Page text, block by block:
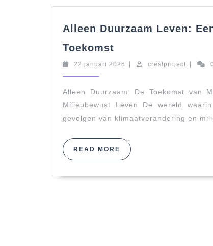
Alleen Duurzaam Leven:
Toekomst
Leven:
Noodzakelijke
Stap
naar
Groenere
Toekomst
22 januari 2026 22
crestproject
Alleen Duurzaam: De Toekomst van
Milieubewust Leven De wereld
gevolgen van klimaatverandering en
READ MORE READ
MORE